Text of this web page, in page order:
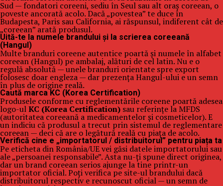
Sud — fondatori coreeni, sediu în Seul sau alt oraș coreean, o
poveste ancorată acolo. Dacă „povestea” te duce în
Budapesta, Paris sau California, ai răspunsul, indiferent cât de
„coreean” arată produsul.
Uită-te la numele brandului și la scrierea coreeană
(Hangul)
Multe branduri coreene autentice poartă și numele în alfabet
coreean (Hangul) pe ambalaj, alături de cel latin. Nu e o
regulă absolută — unele branduri orientate spre export
folosesc doar engleza — dar prezența Hangul-ului e un semn
în plus de origine reală.
Caută marca KC (Korea Certification)
Produsele conforme cu reglementările coreene poartă adesea
logo-ulKC (Korea Certification) sau referințe la MFDS
(autoritatea coreeană a medicamentelor și cosmeticelor). E
un indiciu că produsul a trecut prin sistemul de reglementare
coreean — deci că are o legătură reală cu piața de acolo.
Verifică cine e „importatorul / distribuitorul” pentru piața ta
Pe eticheta din România/UE vei găsi datele importatorului sau
ale „persoanei responsabile”. Asta nu-ți spune direct originea,
dar un brand coreean serios ajunge la tine printr-un
importator oficial. Poți verifica pe site-ul brandului dacă
distribuitorul respectiv e recunoscut oficial — un semn de